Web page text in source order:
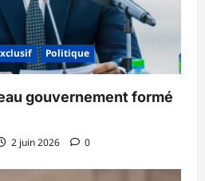
Politique
gouvernement formé
2 juin 2026 0